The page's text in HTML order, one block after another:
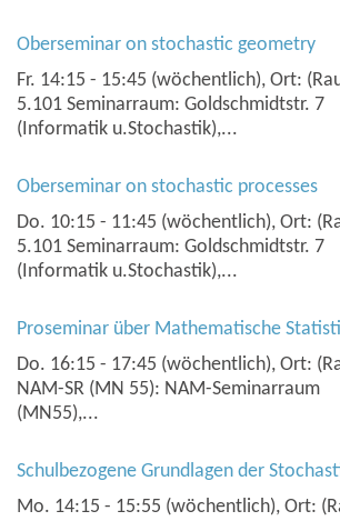
Oberseminar on stochastic geometry
Fr. 14:15 - 15:45 (wöchentlich), Ort:
5.101 Seminarraum: Goldschmidtstr. 7
(Informatik u.Stochastik),...
Oberseminar on stochastic processes
Do. 10:15 - 11:45 (wöchentlich), Ort:
5.101 Seminarraum: Goldschmidtstr. 7
(Informatik u.Stochastik),...
Proseminar über Mathematische
Do. 16:15 - 17:45 (wöchentlich), Ort:
NAM-SR (MN 55): NAM-Seminarraum
(MN55),...
Schulbezogene Grundlagen der
Mo. 14:15 - 15:55 (wöchentlich), Ort: